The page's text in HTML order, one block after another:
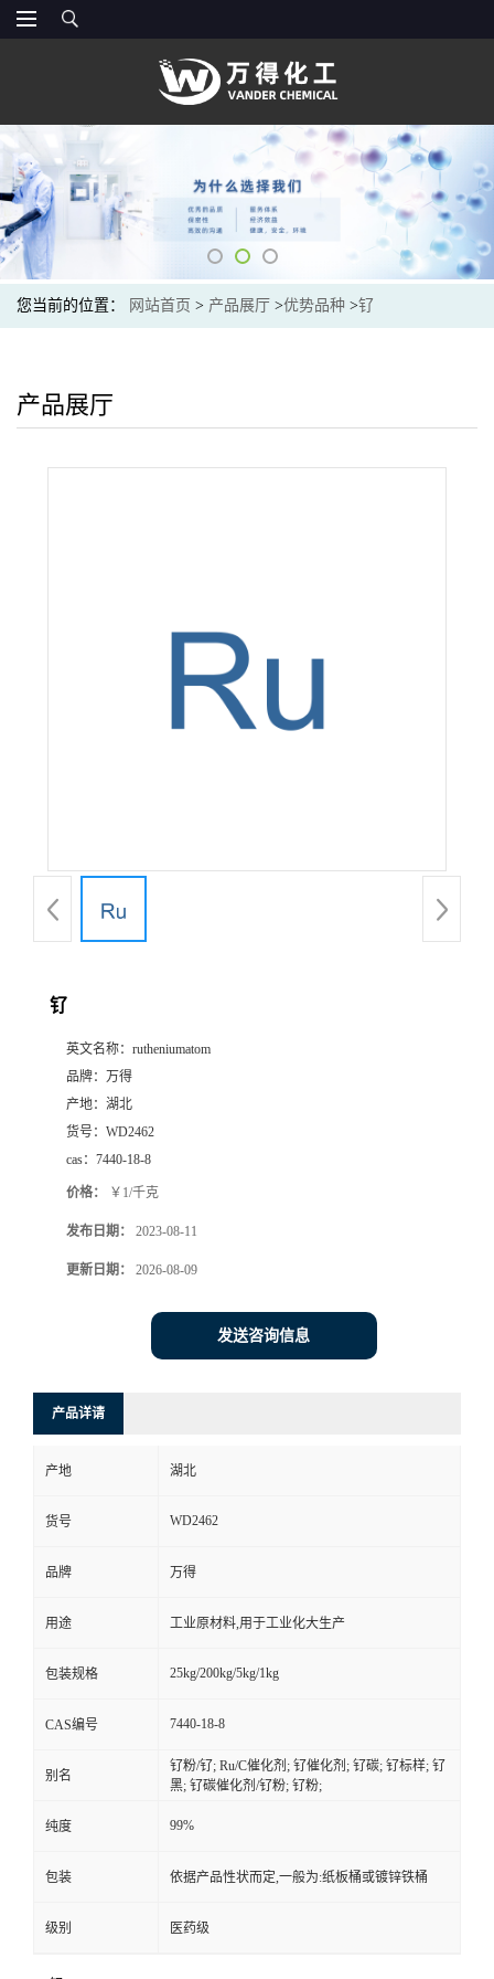
您当前的位置： 网站首页 > 产品展厅 >优势品种 >钌
产品展厅
钌
英文名称： rutheniumatom
品牌： 万得
产地： 湖北
货号： WD2462
cas： 7440-18-8
价格： ￥1/千克
发布日期： 2023-08-11
更新日期： 2026-08-09
发送咨询信息
产品详请
产地 湖北
货号 WD2462
品牌 万得
用途 工业原材料,用于工业化大生产
包装规格 25kg/200kg/5kg/1kg
CAS编号 7440-18-8
别名
钌粉/钌; Ru/C催化剂; 钌催化剂; 钌碳; 钌标样; 钌
黑; 钌碳催化剂/钌粉; 钌粉;
纯度 99%
包装 依据产品性状而定,一般为:纸板桶或镀锌铁桶
级别 医药级